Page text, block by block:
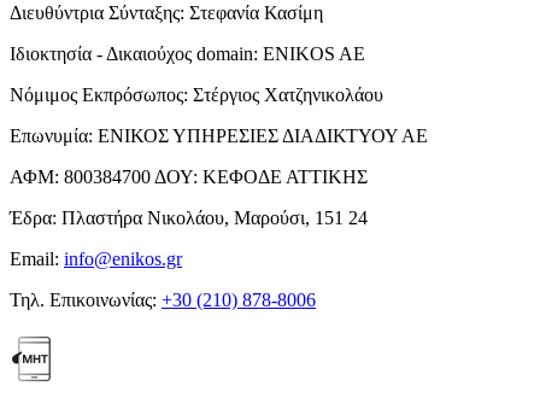
Διευθύντρια Σύνταξης: Στεφανία Κασίμη
Ιδιοκτησία - Δικαιούχος domain: ENIKOS AE
Νόμιμος Εκπρόσωπος: Στέργιος Χατζηνικολάου
Επωνυμία: ΕΝΙΚΟΣ ΥΠΗΡΕΣΙΕΣ ΔΙΑΔΙΚΤΥΟΥ ΑΕ
ΑΦΜ: 800384700 ΔΟΥ: ΚΕΦΟΔΕ ΑΤΤΙΚΗΣ
Έδρα: Πλαστήρα Νικολάου, Μαρούσι, 151 24
Email: info@enikos.gr
Τηλ. Επικοινωνίας: +30 (210) 878-8006